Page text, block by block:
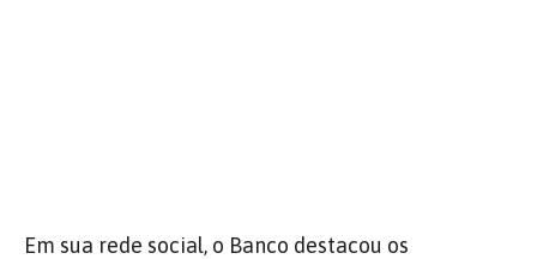
Em sua rede social, o Banco destacou os